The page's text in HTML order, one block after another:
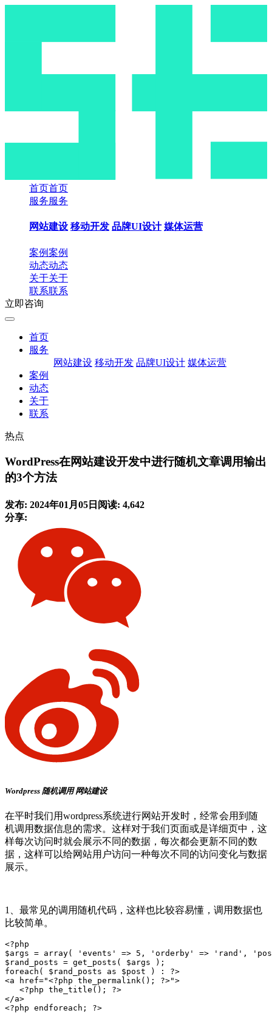
首页首页
服务服务
网站建设 移动开发 品牌UI设计 媒体运营
案例案例
动态动态
关于关于
联系联系
立即咨询
首页
服务
网站建设 移动开发 品牌UI设计 媒体运营
案例
动态
关于
联系
热点
WordPress在网站建设开发中进行随机文章调用输出
的3个方法
发布: 2024年01月05日 阅读: 4,642
分享:
Wordpress 随机调用 网站建设
在平时我们用wordpress系统进行网站开发时，经常会用到随
机调用数据信息的需求。这样对于我们页面或是详细页中，这
样每次访问时就会展示不同的数据，每次都会更新不同的数
据，这样可以给网站用户访问一种每次不同的访问变化与数据
展示。
1、最常见的调用随机代码，这样也比较容易懂，调用数据也
比较简单。
<?php
$args = array( 'events' => 5, 'orderby' => 'rand',
$rand_posts = get_posts( $args );
foreach( $rand_posts as $post ) : ?>
<a href="<?php the_permalink(); ?>">
   <?php the_title(); ?>
</a>
<?php endforeach; ?>